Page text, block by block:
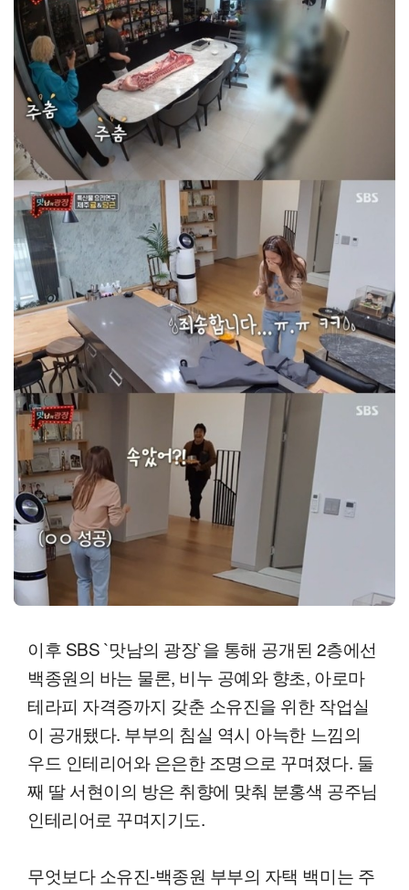
이후 SBS `맛남의 광장`을 통해 공개된 2층에선
백종원의 바는 물론, 비누 공예와 향초, 아로마
테라피 자격증까지 갖춘 소유진을 위한 작업실
이 공개됐다. 부부의 침실 역시 아늑한 느낌의
우드 인테리어와 은은한 조명으로 꾸며졌다. 둘
째 딸 서현이의 방은 취향에 맞춰 분홍색 공주님
인테리어로 꾸며지기도.
무엇보다 소유진-백종원 부부의 자택 백미는 주